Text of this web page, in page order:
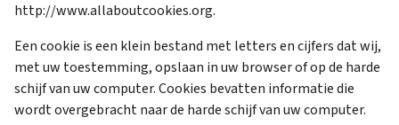
http://www.allaboutcookies.org.
Een cookie is een klein bestand met letters en cijfers dat wij,
met uw toestemming, opslaan in uw browser of op de harde
schijf van uw computer. Cookies bevatten informatie die
wordt overgebracht naar de harde schijf van uw computer.